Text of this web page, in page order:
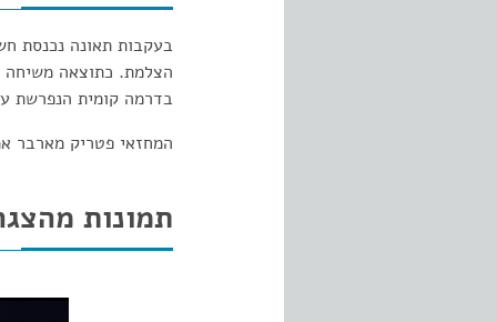
בעקבות תאונה נכנסת
הצלמת. כתוצאה משיחה
בדרמה קומית הנפרשת
המחזאי פטריק מארבר
תמונות